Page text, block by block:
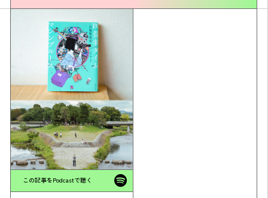
Action list
アクションリスト
この記事をPodcastで聴く